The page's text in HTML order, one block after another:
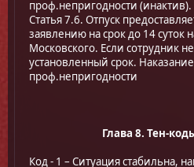
проф.непригодности (инактив).
Статья 7.6. Отпуск
заявлению на срок до 14
Московского. Если сотрудник
установленный срок.
проф.непригодности
Глава 8. Тен-
Код - 1 – Ситуация стабильна,